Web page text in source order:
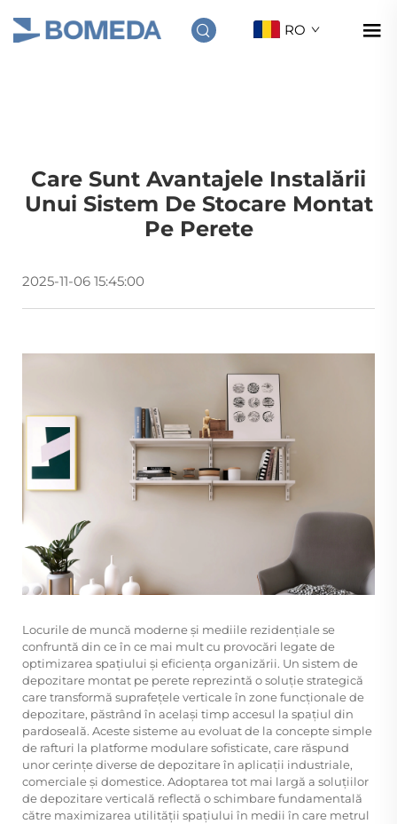
RO
Care Sunt Avantajele Instalării
Unui Sistem De Stocare Montat
Pe Perete
2025-11-06 15:45:00
Locurile de muncă moderne și mediile rezidențiale se
confruntă din ce în ce mai mult cu provocări legate de
optimizarea spațiului și eficiența organizării. Un sistem de
depozitare montat pe perete reprezintă o soluție strategică
care transformă suprafețele verticale în zone funcționale de
depozitare, păstrând în același timp accesul la spațiul din
pardoseală. Aceste sisteme au evoluat de la concepte simple
de rafturi la platforme modulare sofisticate, care răspund
unor cerințe diverse de depozitare în aplicații industriale,
comerciale și domestice. Adoptarea tot mai largă a soluțiilor
de depozitare verticală reflectă o schimbare fundamentală
către maximizarea utilității spațiului în medii în care metrul